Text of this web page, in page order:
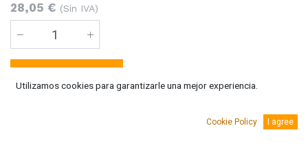
28,05 € (Sin IVA)
Utilizamos cookies para garantizarle una mejor experiencia.
Cookie Policy I agree